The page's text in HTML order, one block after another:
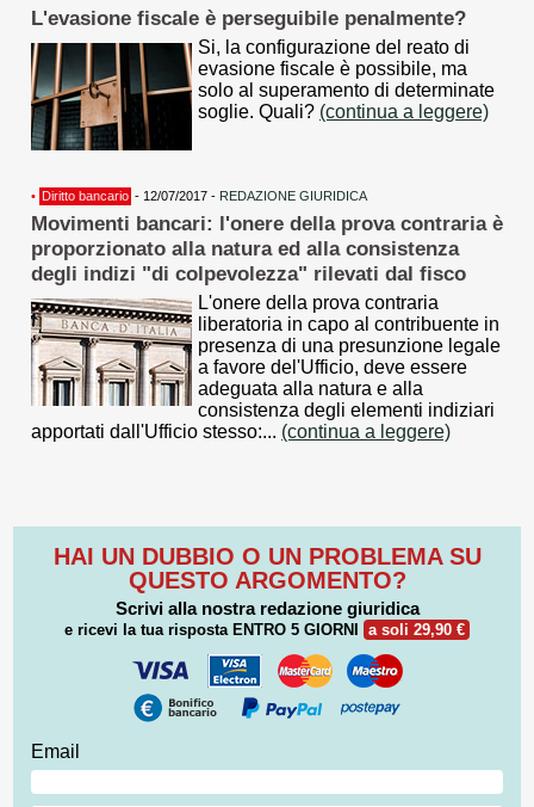
L'evasione fiscale è perseguibile penalmente?
Si, la configurazione del reato di
evasione fiscale è possibile, ma
solo al superamento di determinate
soglie. Quali? (continua a leggere)
• Diritto bancario - 12/07/2017 - REDAZIONE GIURIDICA
Movimenti bancari: l'onere della prova contraria è
proporzionato alla natura ed alla consistenza
degli indizi "di colpevolezza" rilevati dal fisco
L'onere della prova contraria
liberatoria in capo al contribuente in
presenza di una presunzione legale
a favore del'Ufficio, deve essere
adeguata alla natura e alla
consistenza degli elementi indiziari
apportati dall'Ufficio stesso:... (continua a leggere)
HAI UN DUBBIO O UN PROBLEMA SU
QUESTO ARGOMENTO?
Scrivi alla nostra redazione giuridica
e ricevi la tua risposta ENTRO 5 GIORNI a soli 29,90 €
Email